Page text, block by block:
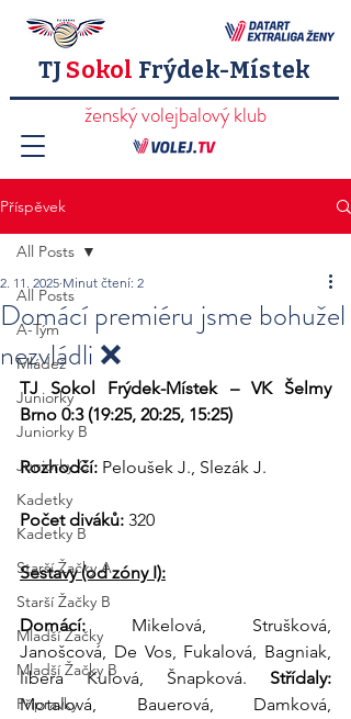
TJ Sokol Frýdek-Místek
ženský volejbalový klub
Příspěvek
All Posts
A-Tým
Mládež
Juniorky
Juniorky B
Juniorky C
Kadetky
Kadetky B
Starší Žačky A
Starší Žačky B
Mladší Žačky
Mladší Žačky B
Přípravky
All Posts
Domácí premiéru jsme bohužel
nezvládli ❌
2. 11. 2025 Minut čtení: 2
TJ Sokol Frýdek-Místek – VK Šelmy
Brno 0:3 (19:25, 20:25, 15:25)
Rozhodčí: Peloušek J., Slezák J.
Počet diváků: 320
Sestavy (od zóny I):
Domácí: Mikelová, Strušková,
Janošcová, De Vos, Fukalová, Bagniak,
libera Kulová, Šnapková. Střídaly:
Motalová, Bauerová, Damková,